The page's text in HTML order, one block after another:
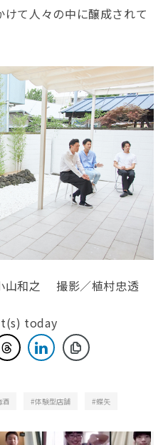
て人々の中に醸成されて
山和之 撮影／植村忠透
today
酒 体験型店舗 蝶矢